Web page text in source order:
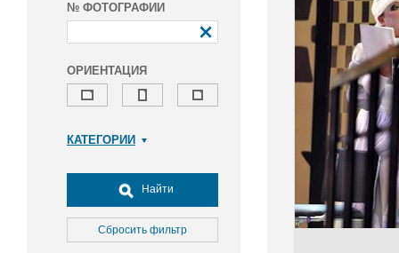
№ ФОТОГРАФИИ
ОРИЕНТАЦИЯ
КАТЕГОРИИ
Досуг, туризм и отдых
Культура
Медицина
Найти
Сбросить фильтр